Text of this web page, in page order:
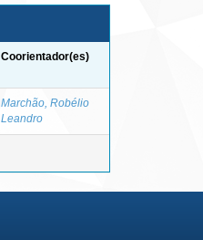
Coorientador(es)
Marchão, Robélio
Leandro